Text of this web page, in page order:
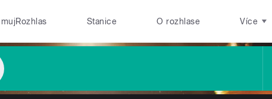
mujRozhlas Stanice O rozhlase Více